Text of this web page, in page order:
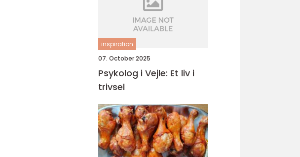
inspiration
07. October 2025
Psykolog i Vejle: Et liv i
trivsel